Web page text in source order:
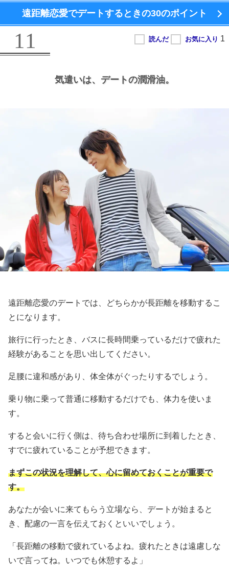
遠距離恋愛でデートするときの30のポイント
11
気遣いは、 デートの潤滑油。
遠距離恋愛のデートでは、どちらかが長距離を移動するこ
とになります。
旅行に行ったとき、バスに長時間乗っているだけで疲れた
経験があることを思い出してください。
足腰に違和感があり、体全体がぐったりするでしょう。
乗り物に乗って普通に移動するだけでも、体力を使いま
す。
すると会いに行く側は、待ち合わせ場所に到着したとき、
すでに疲れていることが予想できます。
まずこの状況を理解して、心に留めておくことが重要で
す。
あなたが会いに来てもらう立場なら、デートが始まると
き、配慮の一言を伝えておくといいでしょう。
「長距離の移動で疲れているよね。疲れたときは遠慮しな
いで言ってね。いつでも休憩するよ」